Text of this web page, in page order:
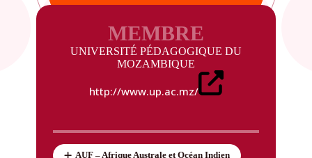
MEMBRE
UNIVERSITÉ PÉDAGOGIQUE DU
MOZAMBIQUE
http://www.up.ac.mz/
AUF – Afrique Australe et Océan Indien